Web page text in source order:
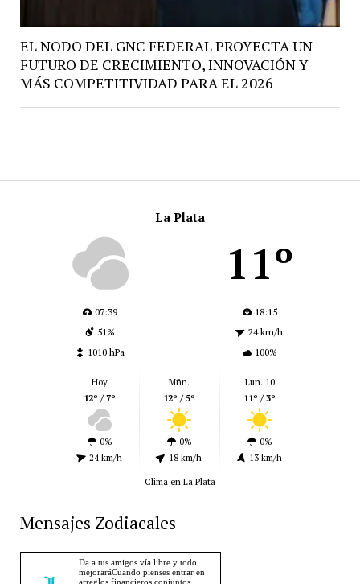
La Plata
11º
07:39
18:15
51%
24 km/h
1010 hPa
100%
Hoy
12º / 7º
0%
24 km/h
Mñn.
12º / 5º
0%
18 km/h
Lun. 10
11º / 3º
0%
13 km/h
Clima en La Plata
Mensajes Zodiacales
EL NODO DEL GNC FEDERAL PROYECTA UN
FUTURO DE CRECIMIENTO, INNOVACIÓN Y
MÁS COMPETITIVIDAD PARA EL 2026